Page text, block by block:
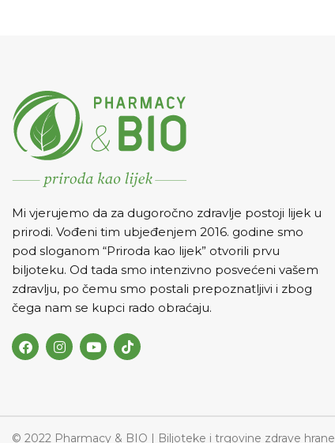
Mi vjerujemo da za dugoročno zdravlje postoji lijek u
prirodi. Vođeni tim ubjeđenjem 2016. godine smo
pod sloganom “Priroda kao lijek” otvorili prvu
biljoteku. Od tada smo intenzivno posvećeni vašem
zdravlju, po čemu smo postali prepoznatljivi i zbog
čega nam se kupci rado obraćaju.
© 2022 Pharmacy & BIO | Biljoteke i trgovine zdrave hrane